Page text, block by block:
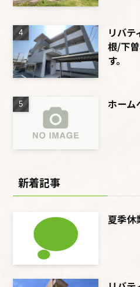
リバ
根/下
す。
ホーム
新着記事
夏季休